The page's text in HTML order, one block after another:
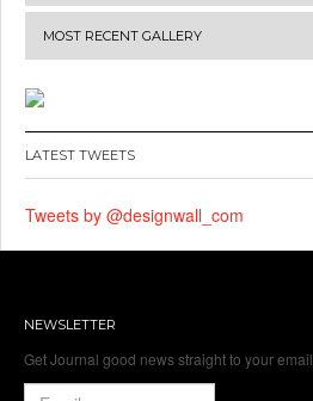
MOST RECENT GALLERY
LATEST TWEETS
Tweets by @designwall_com
NEWSLETTER
Get Journal good news straight to your email.